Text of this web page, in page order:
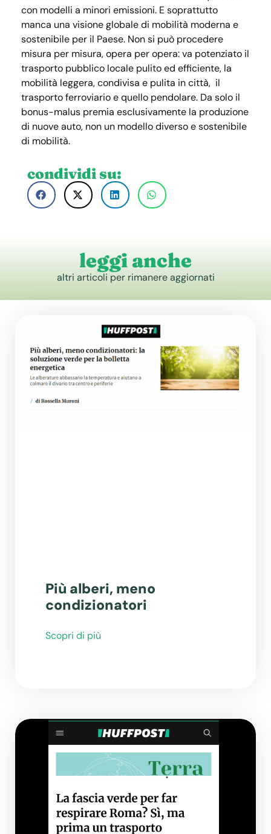
condividi su:
con modelli a minori emissioni. E soprattutto
manca una visione globale di mobilità moderna e
sostenibile per il Paese. Non si può procedere
misura per misura, opera per opera: va potenziato il
trasporto pubblico locale pulito ed efficiente, la
mobilità leggera, condivisa e pulita in città, il
trasporto ferroviario e quello pendolare. Da solo il
bonus-malus premia esclusivamente la produzione
di nuove auto, non un modello diverso e sostenibile
di mobilità.
leggi anche
altri articoli per rimanere aggiornati
Più alberi, meno
condizionatori
Scopri di più